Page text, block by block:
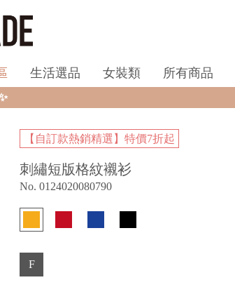
生活選品 女裝類 所有商品
【自訂款熱銷精選】特價7折起
刺繡短版格紋襯衫
No. 0124020080790
F